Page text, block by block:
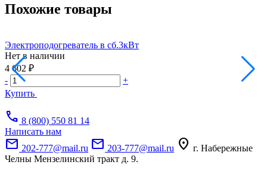
Похожие товары
Электроподогреватель в сб.3кВт
Нет в наличии
4 602 ₽
-
+
Купить
call 8 (800) 550 81 14
Написать нам
mail 202-777@mail.ru mail 203-777@mail.ru location_on г. Набережные
Челны Мензелинский тракт д. 9.